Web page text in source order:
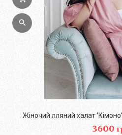
Жіночий лляний халат
3600